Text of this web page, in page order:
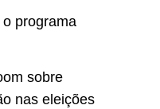
programa
sobre
nas eleições